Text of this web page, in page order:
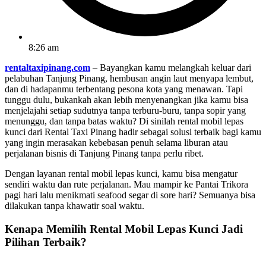
8:26 am
rentaltaxipinang.com – Bayangkan kamu melangkah keluar dari
pelabuhan Tanjung Pinang, hembusan angin laut menyapa lembut,
dan di hadapanmu terbentang pesona kota yang menawan. Tapi
tunggu dulu, bukankah akan lebih menyenangkan jika kamu bisa
menjelajahi setiap sudutnya tanpa terburu-buru, tanpa sopir yang
menunggu, dan tanpa batas waktu? Di sinilah rental mobil lepas
kunci dari Rental Taxi Pinang hadir sebagai solusi terbaik bagi kamu
yang ingin merasakan kebebasan penuh selama liburan atau
perjalanan bisnis di Tanjung Pinang tanpa perlu ribet.
Dengan layanan rental mobil lepas kunci, kamu bisa mengatur
sendiri waktu dan rute perjalanan. Mau mampir ke Pantai Trikora
pagi hari lalu menikmati seafood segar di sore hari? Semuanya bisa
dilakukan tanpa khawatir soal waktu.
Kenapa Memilih Rental Mobil Lepas Kunci Jadi
Pilihan Terbaik?